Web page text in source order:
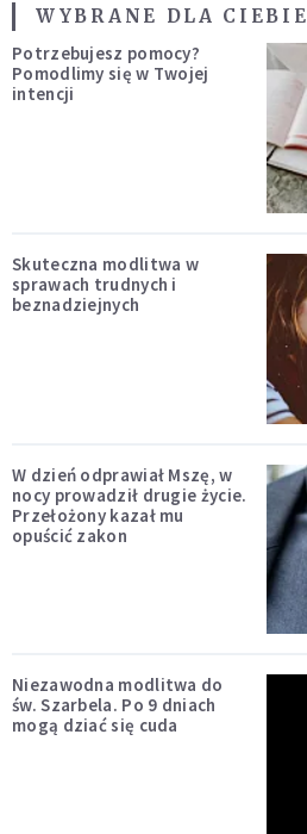
WYBRANE DLA CIEBIE
Potrzebujesz pomocy?
Pomodlimy się w Twojej
intencji
Skuteczna modlitwa w
sprawach trudnych i
beznadziejnych
W dzień odprawiał Mszę, w
nocy prowadził drugie życie.
Przełożony kazał mu
opuścić zakon
Niezawodna modlitwa do
św. Szarbela. Po 9 dniach
mogą dziać się cuda